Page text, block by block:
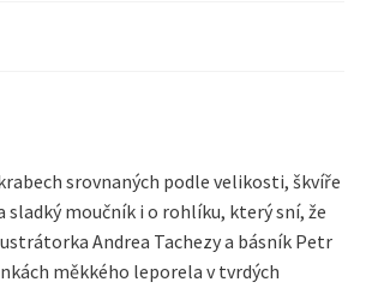
srovnaných podle velikosti, škvíře
sladký moučník i o rohlíku, který sní, že
Andrea Tachezy a básník Petr
měkkého leporela v tvrdých